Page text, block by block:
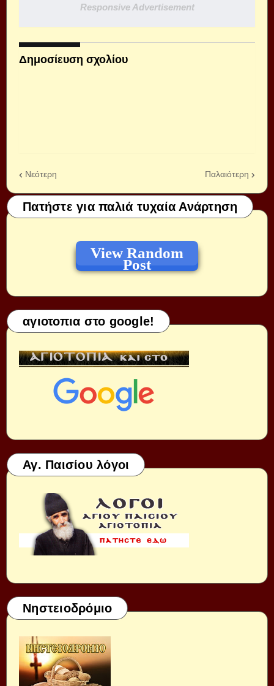
Responsive Advertisement
Δημοσίευση σχολίου
Νεότερη Παλαιότερη
Πατήστε για παλιά τυχαία Ανάρτηση
View Random
Post
αγιοτοπια στο google!
Αγ. Παισίου λόγοι
Νηστειοδρόμιο